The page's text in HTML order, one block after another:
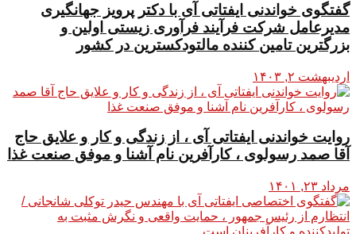
گفتگوی خواندنی ایفتاتی آی با دکتر پرویز جهانگیری
مدیرعامل شرکت فرآیند فرآوری زیستی اولین و
بزرگترین تامین کننده مالتودکسترین در کشور
اردیبهشت ۲, ۱۴۰۳
روایت خواندنی ایفتاتی آی ، از زندگی و کار و علایق حاج
آقا صمد رسولوی ، کارآفرین نام آشنا و موفق صنعت غذا
مرداد ۲۳, ۱۴۰۱